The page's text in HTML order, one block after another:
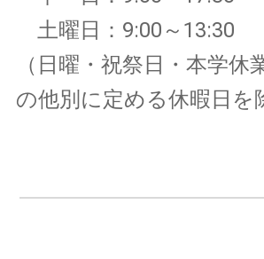
土曜日：9:00～13:30
（日曜・祝祭日・本学
の他別に定める休暇日を